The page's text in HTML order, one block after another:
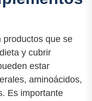
productos que se
y cubrir
estar
aminoácidos,
Es importante